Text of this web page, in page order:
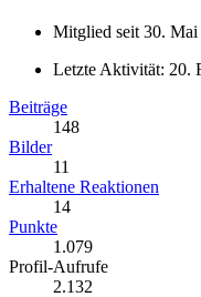
Mitglied seit 30. Mai
Letzte Aktivität: 20.
Beiträge
148
Bilder
11
Erhaltene Reaktionen
14
Punkte
1.079
Profil-Aufrufe
2.132